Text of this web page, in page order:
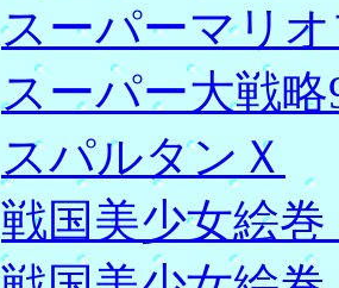
スーパーマリ
スーパー大戦略
スパルタンＸ
戦国美少女絵